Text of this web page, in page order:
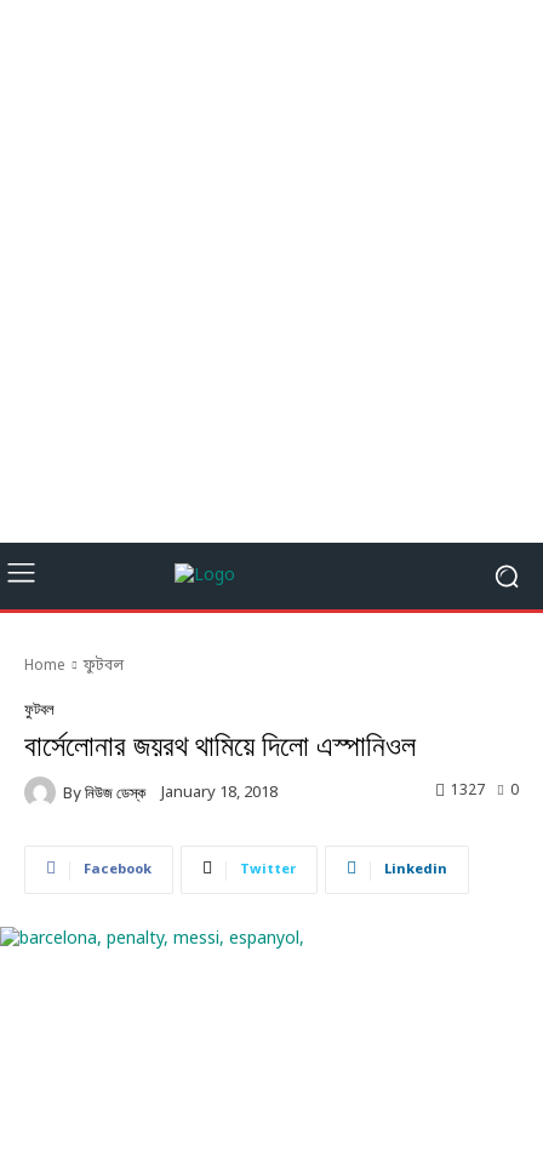
Home ফুটবল
ফুটবল
বার্সেলোনার জয়রথ থামিয়ে দিলো এস্পানিওল
By নিউজ ডেস্ক January 18, 2018 0
1327
Facebook Twitter Linkedin